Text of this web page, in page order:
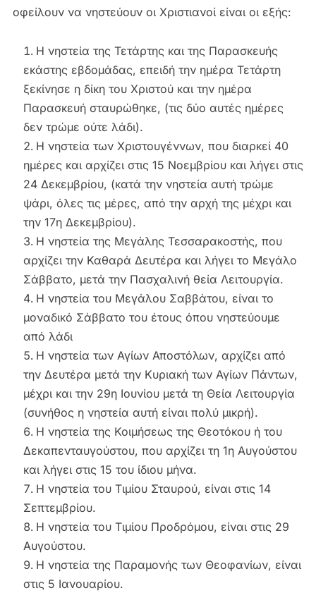
οφείλουν να νηστεύουν οι Χριστιανοί είναι οι εξής:
Η νηστεία της Τετάρτης και της Παρασκευής
εκάστης εβδομάδας, επειδή την ημέρα Τετάρτη
ξεκίνησε η δίκη του Χριστού και την ημέρα
Παρασκευή σταυρώθηκε, (τις δύο αυτές ημέρες
δεν τρώμε ούτε λάδι).
Η νηστεία των Χριστουγέννων, που διαρκεί 40
ημέρες και αρχίζει στις 15 Νοεμβρίου και λήγει στις
24 Δεκεμβρίου, (κατά την νηστεία αυτή τρώμε
ψάρι, όλες τις μέρες, από την αρχή της μέχρι και
την 17η Δεκεμβρίου).
Η νηστεία της Μεγάλης Τεσσαρακοστής, που
αρχίζει την Καθαρά Δευτέρα και λήγει το Μεγάλο
Σάββατο, μετά την Πασχαλινή θεία Λειτουργία.
Η νηστεία του Μεγάλου Σαββάτου, είναι το
μοναδικό Σάββατο του έτους όπου νηστεύουμε
από λάδι
Η νηστεία των Αγίων Αποστόλων, αρχίζει από
την Δευτέρα μετά την Κυριακή των Αγίων Πάντων,
μέχρι και την 29η Ιουνίου μετά τη Θεία Λειτουργία
(συνήθος η νηστεία αυτή είναι πολύ μικρή).
Η νηστεία της Κοιμήσεως της Θεοτόκου ή του
Δεκαπενταυγούστου, που αρχίζει τη 1η Αυγούστου
και λήγει στις 15 του ίδιου μήνα.
Η νηστεία του Τιμίου Σταυρού, είναι στις 14
Σεπτεμβρίου.
Η νηστεία του Τιμίου Προδρόμου, είναι στις 29
Αυγούστου.
Η νηστεία της Παραμονής των Θεοφανίων, είναι
στις 5 Ιανουαρίου.